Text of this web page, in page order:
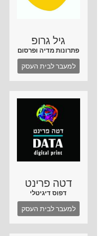
גיל גרופ
פתרונות מדיה ופרסום
למעבר לבית העסק
דטה פרינט
דפוס דיגיטלי
למעבר לבית העסק